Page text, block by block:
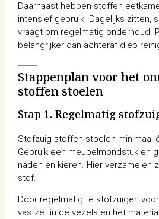
Daarnaast hebben stoffen
intensief gebruik. Dagelijks zitten,
vraagt om regelmatig onderhoud.
belangrijker dan achteraf diep
Stappenplan voor het
stoffen stoelen
Stap 1. Regelmatig
Stofzuig stoffen stoelen minimaal
Gebruik een meubelmondstuk en
naden en kieren. Hier verzamelen
stof.
Door regelmatig te stofzuigen
vastzet in de vezels en het